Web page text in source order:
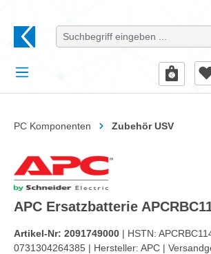
PC Komponenten Zubehör USV
APC Ersatzbatterie
Artikel-Nr: 2091749000 | HSTN:
0731304264385 | Hersteller: APC |